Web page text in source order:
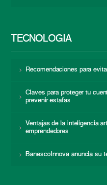
TECNOLOGÍA
Recomendaciones para
Claves para proteger tu
prevenir estafas
Ventajas de la inteligencia
emprendedores
BanescoInnova anuncia su